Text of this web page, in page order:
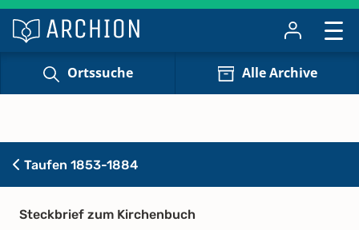
Ortssuche Alle Archive
Taufen 1853-1884
Steckbrief zum Kirchenbuch